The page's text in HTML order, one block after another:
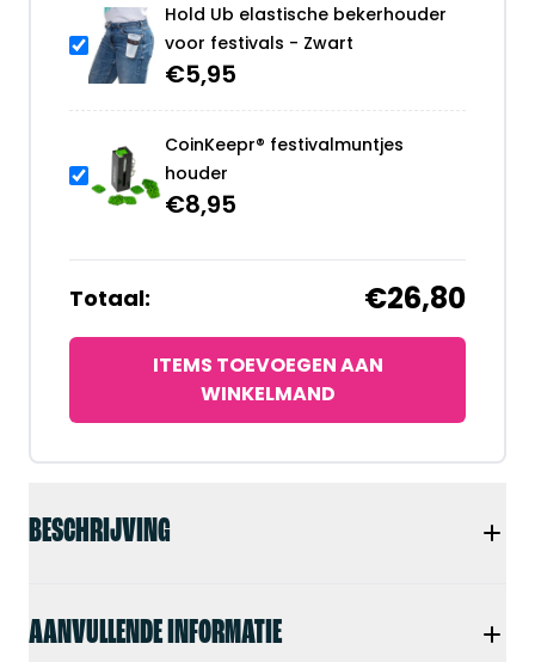
BESCHRIJVING
AANVULLENDE INFORMATIE
Hold Ub elastische bekerhouder
voor festivals - Zwart
€5,95
CoinKeepr® festivalmuntjes
houder
€8,95
Totaal: €26,80
ITEMS TOEVOEGEN AAN
WINKELMAND